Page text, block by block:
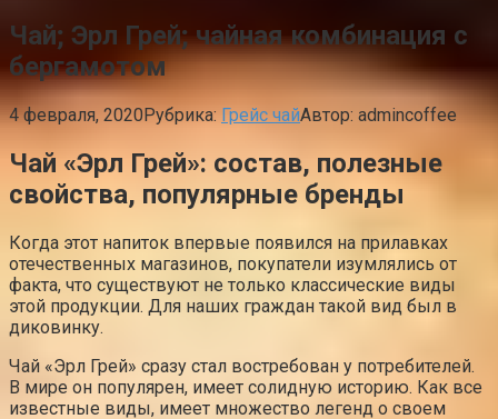
Чай; Эрл Грей; чайная комбинация с
бергамотом
4 февраля, 2020Рубрика: Грейс чайАвтор: admincoffee
Чай «Эрл Грей»: состав, полезные
свойства, популярные бренды
Когда этот напиток впервые появился на прилавках
отечественных магазинов, покупатели изумлялись от
факта, что существуют не только классические виды
этой продукции. Для наших граждан такой вид был в
диковинку.
Чай «Эрл Грей» сразу стал востребован у потребителей.
В мире он популярен, имеет солидную историю. Как все
известные виды, имеет множество легенд о своем